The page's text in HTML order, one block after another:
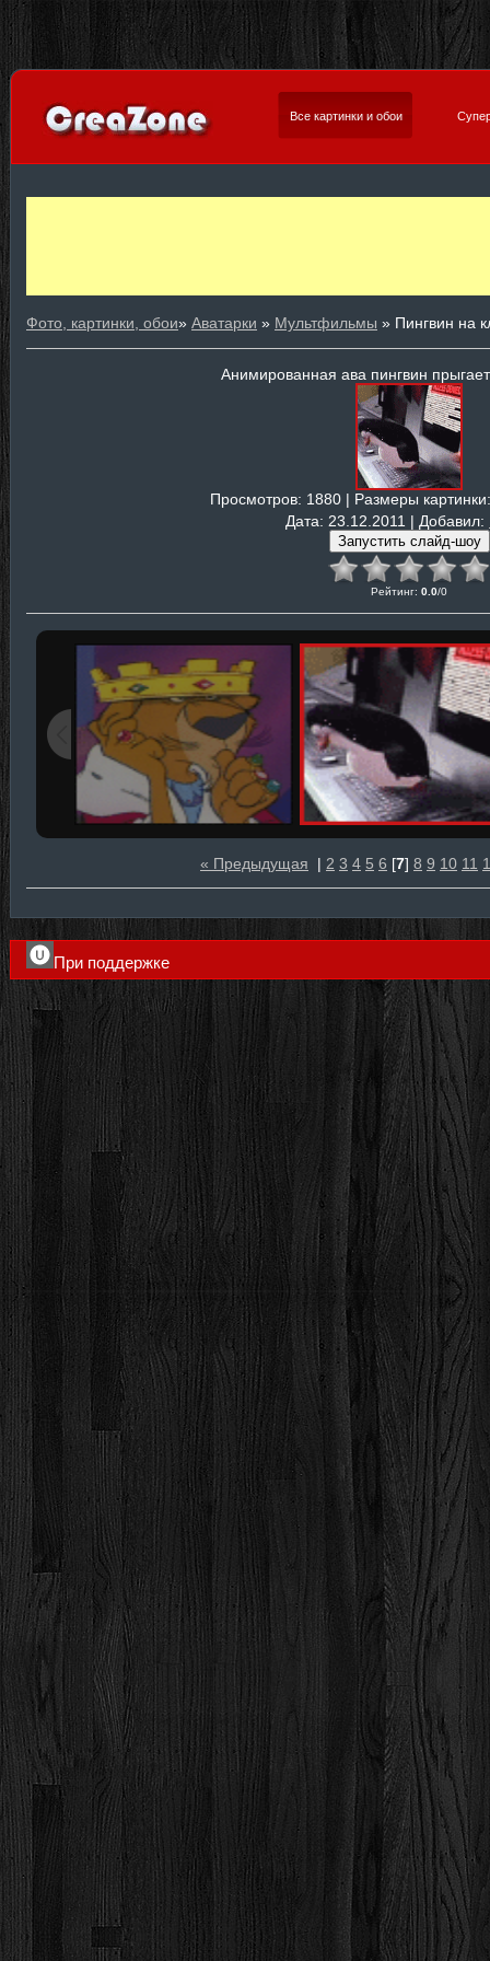
Все картинки и обои
Фото, картинки, обои» Аватарки » Мультфильмы » Пингвин на
Анимированная ава пингвин
Просмотров: 1880 | Размеры картинки
Дата: 23.12.2011 | Добавил:
Рейтинг: 0.0/0
« Предыдущая | 2 3 4 5 6 [7] 8 9 10 11
При поддержке